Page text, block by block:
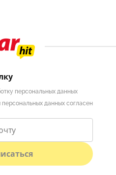
персональных данных
персональных данных согласен